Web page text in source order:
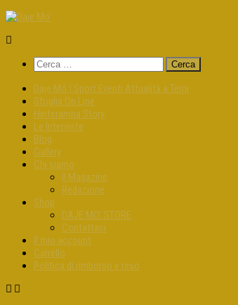
Salta
contenuto
Ricerca
per:
Daje Mó | Sport Eventi Attualità a Terni
Sfoglia On Line
Hinteramna Story
Le Interviste
Blog
Gallery
Chi siamo
Il Magazine
Redazione
Shop
DAJE MO’ STORE
Contattaci
Il mio account
Carrello
Politica di rimborso e reso